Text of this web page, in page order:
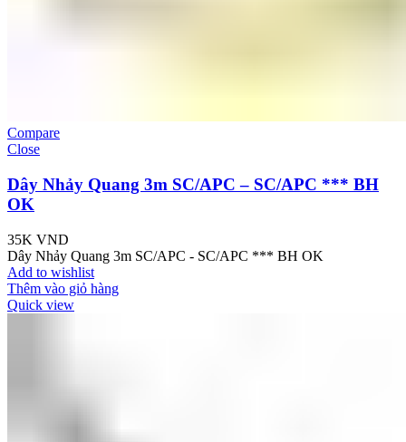
Compare
Close
Dây Nhảy Quang 3m SC/APC – SC/APC *** BH
OK
35K VND
Dây Nhảy Quang 3m SC/APC - SC/APC *** BH OK
Add to wishlist
Thêm vào giỏ hàng
Quick view